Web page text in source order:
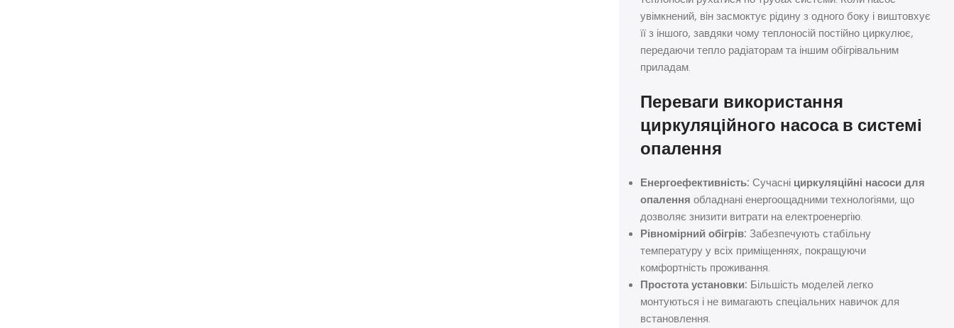
увімкнений, він засмоктує рідину з одного боку і виштовхує
її з іншого, завдяки чому теплоносій постійно циркулює,
передаючи тепло радіаторам та іншим обігрівальним
приладам.
Переваги використання
циркуляційного насоса в системі
опалення
Енергоефективність: Сучасні циркуляційні насоси для
опалення обладнані енергоощадними технологіями, що
дозволяє знизити витрати на електроенергію.
Рівномірний обігрів: Забезпечують стабільну
температуру у всіх приміщеннях, покращуючи
комфортність проживання.
Простота установки: Більшість моделей легко
монтуються і не вимагають спеціальних навичок для
встановлення.